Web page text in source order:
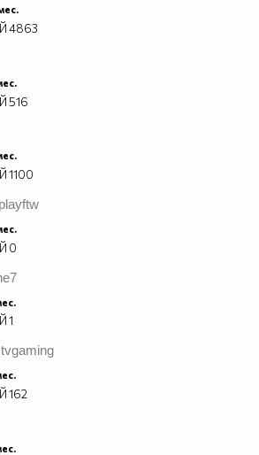
4863
516
1100
0
1
162